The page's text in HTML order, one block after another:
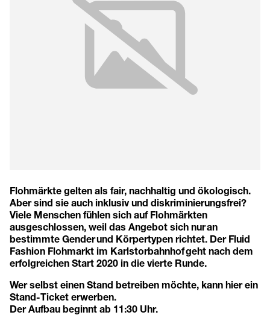
Flohmärkte gelten als fair, nachhaltig und ökologisch.
Aber sind sie auch inklusiv und diskriminierungsfrei?
Viele Menschen fühlen sich auf Flohmärkten
ausgeschlossen, weil das Angebot sich nur an
bestimmte Gender und Körpertypen richtet. Der Fluid
Fashion Flohmarkt im Karlstorbahnhof geht nach dem
erfolgreichen Start 2020 in die vierte Runde.
Wer selbst einen Stand betreiben möchte, kann hier ein
Stand-Ticket erwerben.
Der Aufbau beginnt ab 11:30 Uhr.